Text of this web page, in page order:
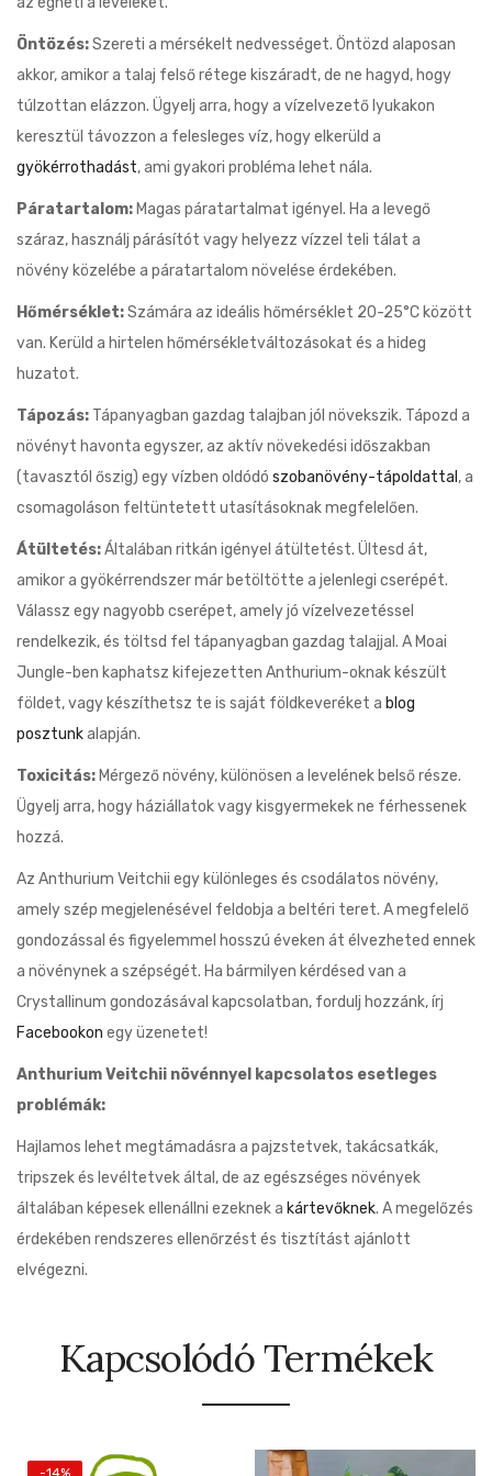
Öntözés:Szereti a mérsékelt nedvességet. Öntözd alaposan
akkor, amikor a talaj felső rétege kiszáradt, de ne hagyd, hogy
túlzottan elázzon. Ügyelj arra, hogy a vízelvezető lyukakon
keresztül távozzon a felesleges víz, hogy elkerüld a
gyökérrothadást, ami gyakori probléma lehet nála.
Páratartalom: Magas páratartalmat igényel. Ha a levegő
száraz, használj párásítót vagy helyezz vízzel teli tálat a
növény közelébe a páratartalom növelése érdekében.
Hőmérséklet:Számára az ideális hőmérséklet 20-25°C között
van. Kerüld a hirtelen hőmérsékletváltozásokat és a hideg
huzatot.
Tápozás: Tápanyagban gazdag talajban jól növekszik. Tápozd a
növényt havonta egyszer, az aktív növekedési időszakban
(tavasztól őszig) egy vízben oldódó szobanövény-tápoldattal , a
csomagoláson feltüntetett utasításoknak megfelelően.
Átültetés:Általában ritkán igényel átültetést. Ültesd át,
amikor a gyökérrendszer már betöltötte a jelenlegi cserépét.
Válassz egy nagyobb cserépet, amely jó vízelvezetéssel
rendelkezik, és töltsd fel tápanyagban gazdag talajjal. A Moai
Jungle-ben kaphatsz kifejezetten Anthurium-oknak készült
földet, vagy készíthetsz te is saját földkeveréket a blog
posztunkalapján.
Toxicitás: Mérgező növény, különösen a levelének belső része.
Ügyelj arra, hogy háziállatok vagy kisgyermekek ne férhessenek
hozzá.
Az Anthurium Veitchii egy különleges és csodálatos növény,
amely szép megjelenésével feldobja a beltéri teret. A megfelelő
gondozással és figyelemmel hosszú éveken át élvezheted ennek
a növénynek a szépségét. Ha bármilyen kérdésed van a
Crystallinum gondozásával kapcsolatban, fordulj hozzánk, írj
Facebookon egy üzenetet!
Anthurium Veitchii növénnyel kapcsolatos esetleges
problémák:
Hajlamos lehet megtámadásra a pajzstetvek, takácsatkák,
tripszek és levéltetvek által, de az egészséges növények
általában képesek ellenállni ezeknek a kártevőknek. A megelőzés
érdekében rendszeres ellenőrzést és tisztítást ajánlott
elvégezni.
Kapcsolódó Termékek
-14%